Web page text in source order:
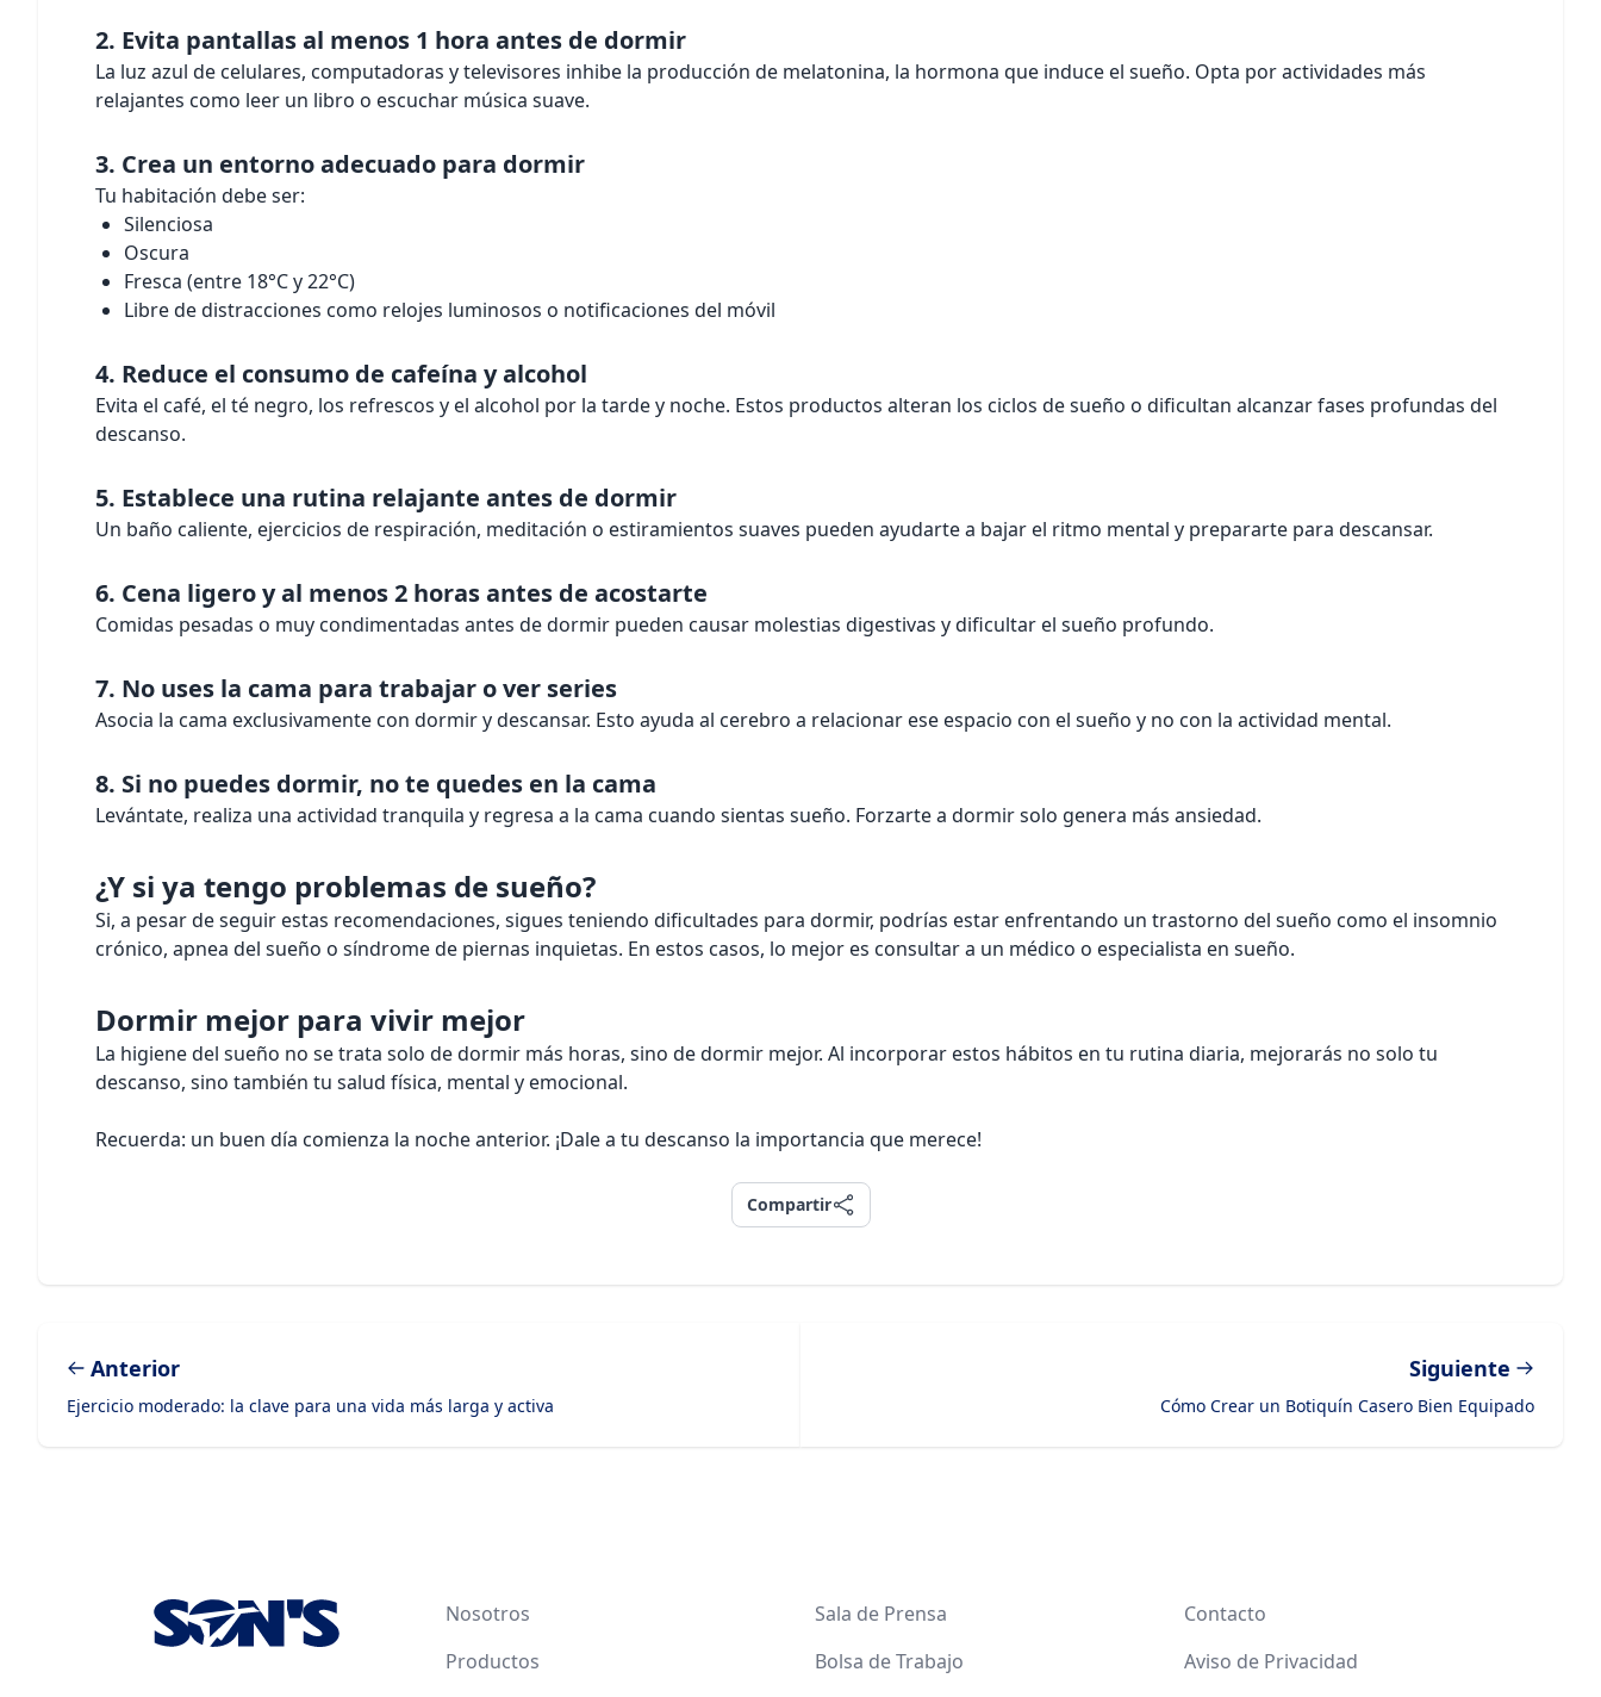
2. Evita pantallas al menos 1 hora antes de dormir
La luz azul de celulares, computadoras y televisores inhibe la producción de melatonina, la hormona que induce el sueño. Opta por actividades más
relajantes como leer un libro o escuchar música suave.
3. Crea un entorno adecuado para dormir
Tu habitación debe ser:
Silenciosa
Oscura
Fresca (entre 18°C y 22°C)
Libre de distracciones como relojes luminosos o notificaciones del móvil
4. Reduce el consumo de cafeína y alcohol
Evita el café, el té negro, los refrescos y el alcohol por la tarde y noche. Estos productos alteran los ciclos de sueño o dificultan alcanzar fases profundas del
descanso.
5. Establece una rutina relajante antes de dormir
Un baño caliente, ejercicios de respiración, meditación o estiramientos suaves pueden ayudarte a bajar el ritmo mental y prepararte para descansar.
6. Cena ligero y al menos 2 horas antes de acostarte
Comidas pesadas o muy condimentadas antes de dormir pueden causar molestias digestivas y dificultar el sueño profundo.
7. No uses la cama para trabajar o ver series
Asocia la cama exclusivamente con dormir y descansar. Esto ayuda al cerebro a relacionar ese espacio con el sueño y no con la actividad mental.
8. Si no puedes dormir, no te quedes en la cama
Levántate, realiza una actividad tranquila y regresa a la cama cuando sientas sueño. Forzarte a dormir solo genera más ansiedad.
¿Y si ya tengo problemas de sueño?
Si, a pesar de seguir estas recomendaciones, sigues teniendo dificultades para dormir, podrías estar enfrentando un trastorno del sueño como el insomnio
crónico, apnea del sueño o síndrome de piernas inquietas. En estos casos, lo mejor es consultar a un médico o especialista en sueño.
Dormir mejor para vivir mejor
La higiene del sueño no se trata solo de dormir más horas, sino de dormir mejor. Al incorporar estos hábitos en tu rutina diaria, mejorarás no solo tu
descanso, sino también tu salud física, mental y emocional.
Recuerda: un buen día comienza la noche anterior. ¡Dale a tu descanso la importancia que merece!
Compartir
Compartir
Anterior
Ejercicio moderado: la clave para una vida más larga y activa
Siguiente
Cómo Crear un Botiquín Casero Bien Equipado
Nosotros
Productos
Sala de Prensa
Bolsa de Trabajo
Contacto
Aviso de Privacidad